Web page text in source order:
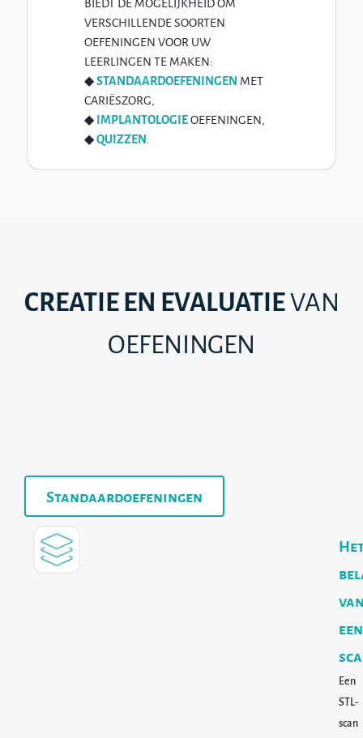
BIEDT DE MOGELIJKHEID OM
VERSCHILLENDE SOORTEN
OEFENINGEN VOOR UW
LEERLINGEN TE MAKEN:
◆STANDAARDOEFENINGEN MET
CARIËSZORG,
◆ IMPLANTOLOGIE OEFENINGEN,
◆QUIZZEN
CREATIE EN EVALUATIEVAN
OEFENINGEN
Standaardoefeningen
een
Een
STL-
scan